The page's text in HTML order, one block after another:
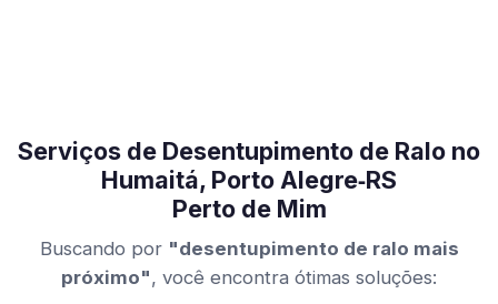
Serviços de Desentupimento de Ralo no
Humaitá, Porto Alegre‑RS
Perto de Mim
Buscando por "desentupimento de ralo mais
próximo", você encontra ótimas soluções: